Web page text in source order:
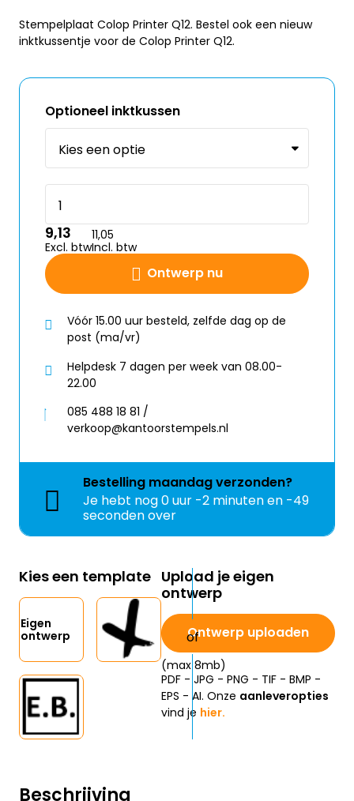
Beschrijving
Stempelplaat Colop Printer Q12. Bestel ook een nieuw
inktkussentje voor de Colop Printer Q12.
Optioneel inktkussen
Ontwerp nu
9,13
Excl. btw
11,05
Incl. btw
Vóór 15.00 uur besteld, zelfde dag op de
post (ma/vr)
Helpdesk 7 dagen per week van 08.00-
22.00
085 488 18 81 /
verkoop@kantoorstempels.nl
Bestelling maandagverzonden?
Je hebt nog0 uur -2 minuten en -49
seconden over
Kies een template
Eigen
ontwerp
Upload je eigen
ontwerp
Ontwerp uploaden
(max 8mb)
PDF - JPG - PNG - TIF - BMP -
EPS - AI. Onze aanleveropties
vind je hier.